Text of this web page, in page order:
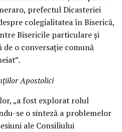
prefectul Dicasteriei
colegialitatea în Biserică,
Bisericile particulare și
o conversație comună
Apostolici
„a fost explorat rolul
se o sinteză a problemelor
ale Consiliului